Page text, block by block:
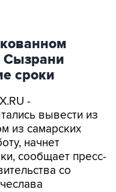
Сызрани
сроки
-
вывести из
из самарских
начнет
сообщает пресс-
со